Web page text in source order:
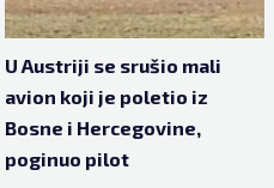
U Austriji se srušio mali
avion koji je poletio iz
Bosne i Hercegovine,
poginuo pilot